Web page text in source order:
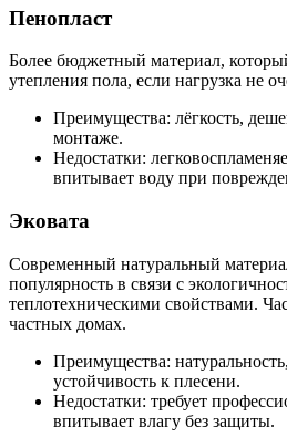
Пенопласт
Более бюджетный материал,
утепления пола, если нагрузка не
Преимущества: лёгкость,
монтаже.
Недостатки:
впитывает воду при
Эковата
Современный натуральный
популярность в связи с
теплотехническими свойствами.
частных домах.
Преимущества:
устойчивость к плесени.
Недостатки: требует
впитывает влагу без защиты.